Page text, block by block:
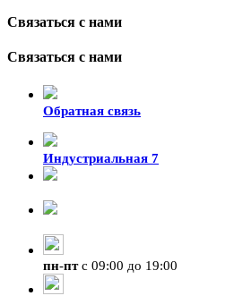
Связаться с нами
Связаться с нами
Обратная связь
Индустриальная 7
пн-птс 09:00 до 19:00